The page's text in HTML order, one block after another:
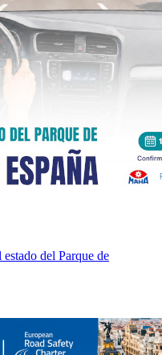
del Parque de